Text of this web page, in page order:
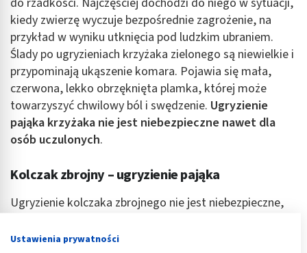
kiedy zwierzę wyczuje bezpośrednie zagrożenie, na
przykład w wyniku utknięcia pod ludzkim ubraniem.
Ślady po ugryzieniach krzyżaka zielonego są niewielkie i
przypominają ukąszenie komara. Pojawia się mała,
czerwona, lekko obrzęknięta plamka, której może
towarzyszyć chwilowy ból i swędzenie. Ugryzienie
pająka krzyżaka nie jest niebezpieczne nawet dla
osób uczulonych.
Kolczak zbrojny – ugryzienie pająka
Ugryzienie kolczaka zbrojnego nie jest niebezpieczne,
być bolesne, podobne do użądlenia przez osę.
Ustawienia prywatności